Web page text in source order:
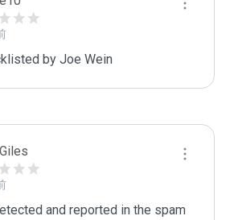
by Joe Wein
and reported in the spam